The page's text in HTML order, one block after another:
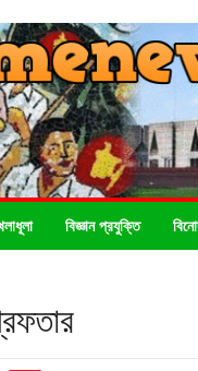
বিজ্ঞান প্রযুক্তি